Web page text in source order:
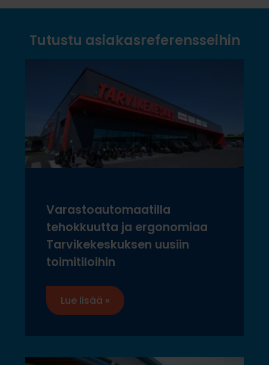
Tutustu asiakasreferensseihin
Varastoautomaatilla
tehokkuutta ja ergonomiaa
Tarvikekeskuksen uusiin
toimitiloihin
Lue lisää »